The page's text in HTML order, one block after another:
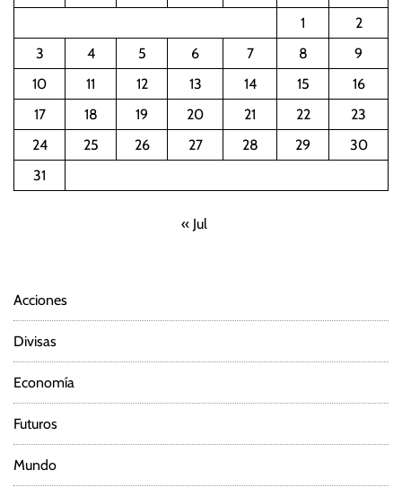
1
2
3
4 5 6 7 8
9
10
11 12 13 14 15
16
17
18 19 20 21 22
23
24
25 26 27 28 29
30
31
« Jul
Acciones
Divisas
Economía
Futuros
Mundo